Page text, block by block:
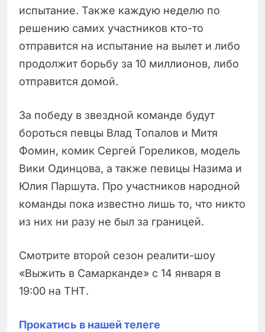
испытание. Также каждую неделю по
решению самих участников кто-то
отправится на испытание на вылет и либо
продолжит борьбу за 10 миллионов, либо
отправится домой.
За победу в звездной команде будут
бороться певцы Влад Топалов и Митя
Фомин, комик Сергей Гореликов, модель
Вики Одинцова, а также певицы Назима и
Юлия Паршута. Про участников народной
команды пока известно лишь то, что никто
из них ни разу не был за границей.
Смотрите второй сезон реалити-шоу
«Выжить в Самарканде» с 14 января в
19:00 на ТНТ.
Прокатись в нашей телеге